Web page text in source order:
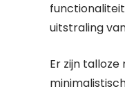
uitstraling
Er zijn